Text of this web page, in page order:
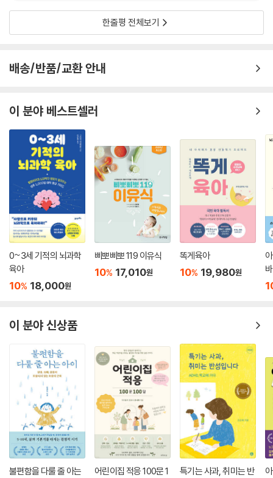
한줄평 전체보기
배송/반품/교환 안내
이 분야 베스트셀러
0~3세 기적의 뇌과학
육아
10% 18,000원
삐뽀삐뽀 119 이유식
10% 17,010원
똑게육아
10% 19,980원
이 분야 신상품
불편함을 다룰 줄 아는
어린이집 적응 100문 1
특기는 사과, 취미는 반